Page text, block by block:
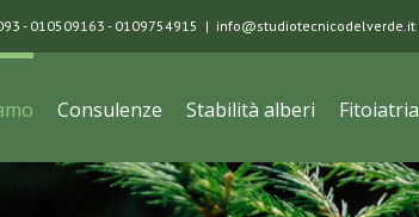
- 010509163 - 0109754915 | info@studiotecnicodelverde.it
Consulenze Stabilità alberi Fitoiatria